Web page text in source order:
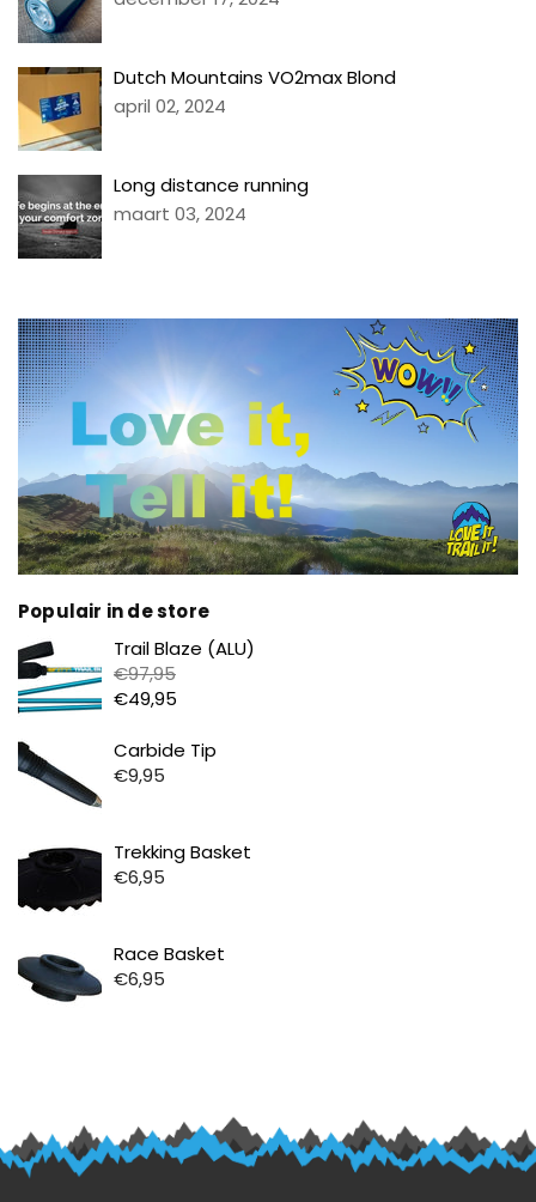
Dutch Mountains VO2max Blond
april 02, 2024
Long distance running
maart 03, 2024
Populair in de store
Trail Blaze (ALU)
€97,95
€49,95
Carbide Tip
€9,95
Trekking Basket
€6,95
Race Basket
€6,95